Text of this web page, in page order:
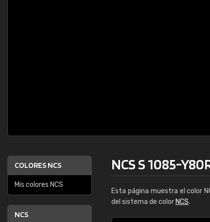
COLORES NCS
Mis colores NCS
NCS
NCS S 1085-
Esta página muestra el color
del sistema de color NCS.